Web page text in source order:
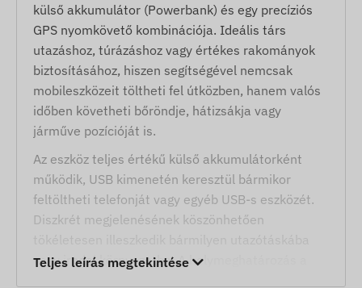
külső akkumulátor (Powerbank) és egy precíziós
GPS nyomkövető kombinációja. Ideális társ
utazáshoz, túrázáshoz vagy értékes rakományok
biztosításához, hiszen segítségével nemcsak
mobileszközeit töltheti fel útközben, hanem valós
időben követheti bőröndje, hátizsákja vagy
járműve pozícióját is.
Az eszköz teljes értékű külső akkumulátorként
működik, USB kimenetén keresztül bármikor
feltöltheti telefonját vagy egyéb USB-s eszközét.
Diszkrét megjelenésének köszönhetően
vagy irodai környezetbe. A helymeghatározás a
Teljes leírás megtekintése